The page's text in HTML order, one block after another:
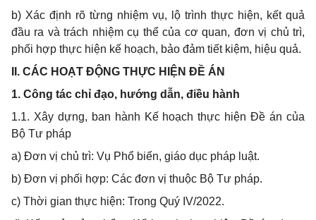
b) Xác định rõ từng nhiệm vụ, lộ trình thực hiện, kết quả
đầu ra và trách nhiệm cụ thể của cơ quan, đơn vị chủ trì,
phối hợp thực hiện kế hoạch, bảo đảm tiết kiệm, hiệu quả.
II. CÁC HOẠT ĐỘNG THỰC HIỆN ĐỀ ÁN
1. Công tác chỉ đạo, hướng dẫn, điều hành
1.1. Xây dựng, ban hành Kế hoạch thực hiện Đề án của
Bộ Tư pháp
a) Đơn vị chủ trì: Vụ Phổ biến, giáo dục pháp luật.
b) Đơn vị phối hợp: Các đơn vị thuộc Bộ Tư pháp.
c) Thời gian thực hiện: Trong Quý IV/2022.